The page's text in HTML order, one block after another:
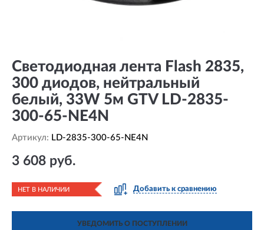
Светодиодная лента Flash 2835,
300 диодов, нейтральный
белый, 33W 5м GTV LD-2835-
300-65-NE4N
Артикул: LD-2835-300-65-NE4N
3 608 руб.
НЕТ В НАЛИЧИИ Добавить к сравнению
УВЕДОМИТЬ О ПОСТУПЛЕНИИ